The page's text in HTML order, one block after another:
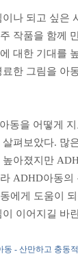
나 되고 싶은
작품을 함께
대한 기대를
한 그림을 아
동을 어떻게 지
펴보았다. 많
아졌지만
ADHD아동의
에게 도움이 되
이어지길 바
- 산만하고 충동